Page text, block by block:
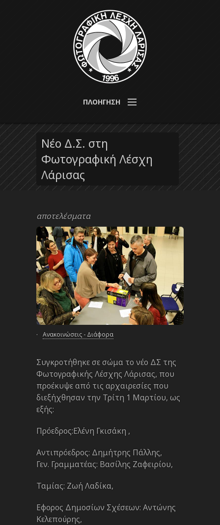
Φωτογραφική
Λέσχη
Λάρισας
μελέτη,
και διάδοση
της
φωτογραφίας
ΠΛΟΗΓΗΣΗ
Νέο Δ.Σ. στη
Φωτογραφική Λέσχη
Λάρισας
αποτελέσματα
· Ανακοινώσεις - Διάφορα
Συγκροτήθηκε σε σώμα το νέο ΔΣ της
Φωτογραφικής Λέσχης Λάρισας, που
προέκυψε από τις αρχαιρεσίες που
διεξήχθησαν την Τρίτη 1 Μαρτίου, ως
εξής:
Πρόεδρος:Ελένη Γκισάκη ,
Αντιπρόεδρος: Δημήτρης Πάλλης,
Γεν. Γραμματέας: Βασίλης Ζαφειρίου,
Ταμίας: Ζωή Λαδίκα,
Εφορος Δημοσίων Σχέσεων: Αντώνης
Κελεπούρης,